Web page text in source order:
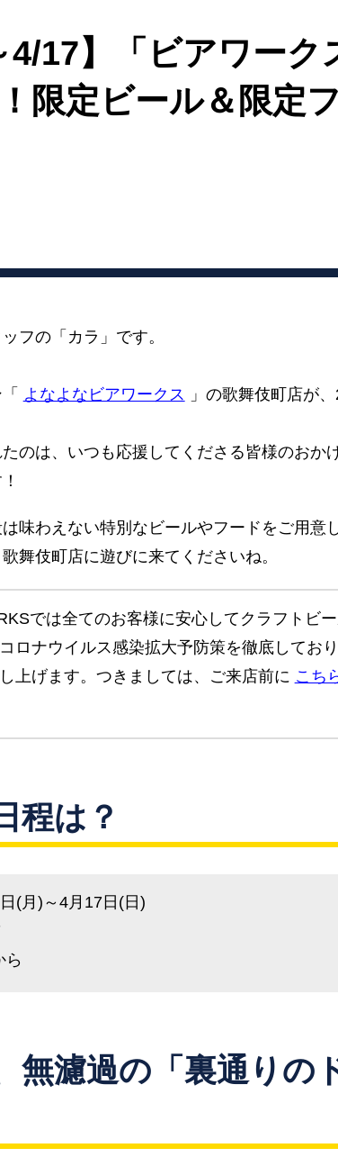
4/17】「ビアワーク
限定ビール＆限定
フの「カラ」です。
よなよなビアワークス
」の歌舞伎町店が
のは、いつも応援してくださる皆様のおかげ
味わえない特別なビールやフードをご用意
舞伎町店に遊びに来てくださいね。
では全てのお客様に安心してクラフトビ
ロナウイルス感染拡大予防策を徹底してお
上げます。つきましては、ご来店前に こち
程は？
(月)～4月17日(日)
ら
無濾過の「裏通りの